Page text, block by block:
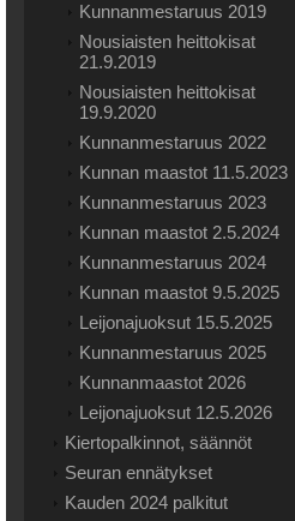
Kunnanmestaruus 2019
Nousiaisten heittokisat
21.9.2019
Nousiaisten heittokisat
19.9.2020
Kunnanmestaruus 2022
Kunnan maastot 11.5.2023
Kunnanmestaruus 2023
Kunnan maastot 2.5.2024
Kunnanmestaruus 2024
Kunnan maastot 9.5.2025
Leijonajuoksut 15.5.2025
Kunnanmestaruus 2025
Kunnanmaastot 2026
Leijonajuoksut 12.5.2026
Kiertopalkinnot, säännöt
Seuran ennätykset
Kauden 2024 palkitut